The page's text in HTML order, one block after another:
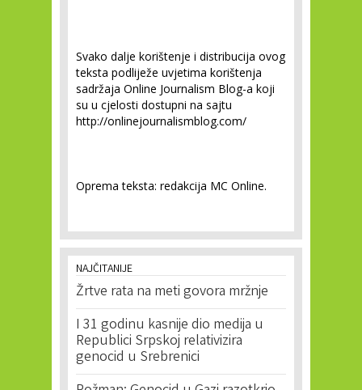
Svako dalje korištenje i distribucija ovog
teksta podliježe uvjetima korištenja
sadržaja Online Journalism Blog-a koji
su u cjelosti dostupni na sajtu
http://onlinejournalismblog.com/
Oprema teksta: redakcija MC Online.
NAJČITANIJE
Žrtve rata na meti govora mržnje
I 31 godinu kasnije dio medija u
Republici Srpskoj relativizira
genocid u Srebrenici